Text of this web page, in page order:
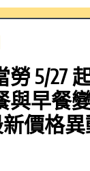
5/27
與早餐
價格